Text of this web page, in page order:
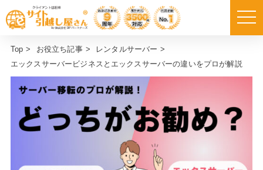
Top > お役立ち記事 > レンタルサーバー >
エックスサーバービジネスとエックスサーバーの違いをプロが解説